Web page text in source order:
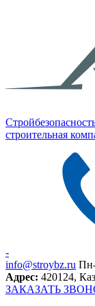
строительная
-
info@stroybz.ru
Адрес: 420124,
ЗАКАЗАТЬ